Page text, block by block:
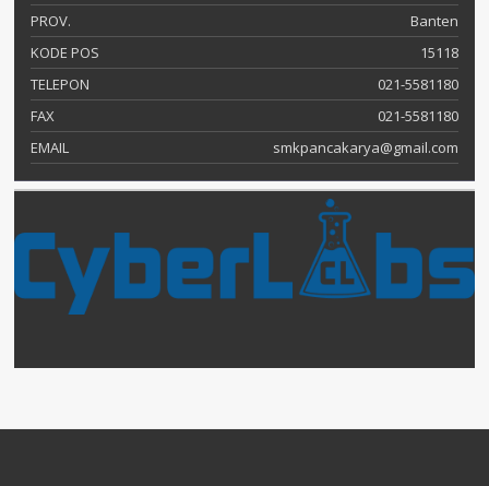
PROV.
Banten
KODE POS
15118
TELEPON
021-5581180
FAX
021-5581180
EMAIL
smkpancakarya@gmail.com